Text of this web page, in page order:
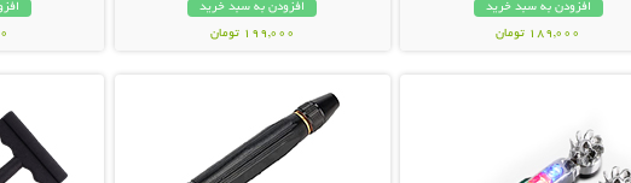
افزودن به سبد خرید
189,000 تومان
افزودن به سبد خرید
199,000 تومان